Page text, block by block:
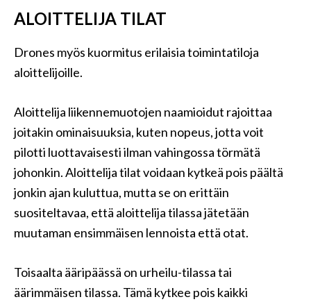
ALOITTELIJA TILAT
Drones myös kuormitus erilaisia ​​toimintatiloja
aloittelijoille.
Aloittelija liikennemuotojen naamioidut rajoittaa
joitakin ominaisuuksia, kuten nopeus, jotta voit
pilotti luottavaisesti ilman vahingossa törmätä
johonkin. Aloittelija tilat voidaan kytkeä pois päältä
jonkin ajan kuluttua, mutta se on erittäin
suositeltavaa, että aloittelija tilassa jätetään
muutaman ensimmäisen lennoista että otat.
Toisaalta ääripäässä on urheilu-tilassa tai
äärimmäisen tilassa. Tämä kytkee pois kaikki